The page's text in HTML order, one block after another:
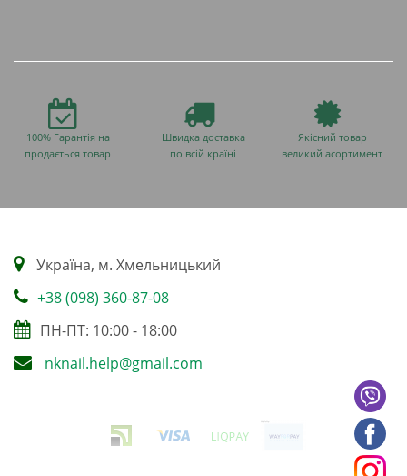
100% Гарантія на
продається товар
Швидка доставка
по всій країні
Якісний товар
великий асортимент
Українa, м. Хмельницький
+38 (098) 360-87-08
ПН-ПТ: 10:00 - 18:00
nknail.help@gmail.com